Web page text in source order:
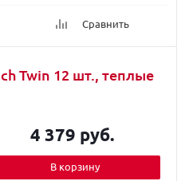
Сравнить
Twin 12 шт., теплые
4 379 руб.
В корзину